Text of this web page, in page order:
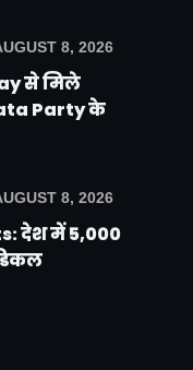
8, 2026
से मिले
Party के
8, 2026
देश में 5,000